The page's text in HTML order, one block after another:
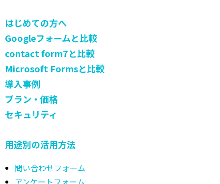
はじめての方へ
Googleフォームと比較
contact form7と比較
Microsoft Formsと比較
導入事例
プラン・価格
セキュリティ
用途別の活用方法
問い合わせフォーム